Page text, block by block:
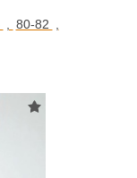
, 80-82 ,